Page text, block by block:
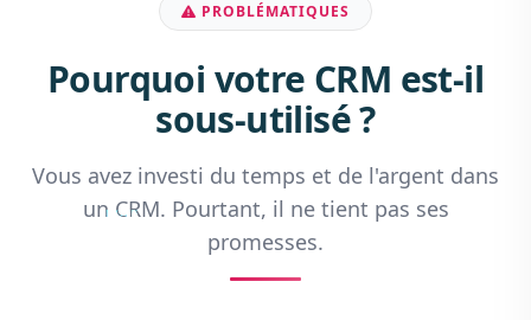
PROBLÉMATIQUES
Pourquoi votre CRM est-il
sous-utilisé ?
Vous avez investi du temps et de l'argent dans
un CRM. Pourtant, il ne tient pas ses
promesses.